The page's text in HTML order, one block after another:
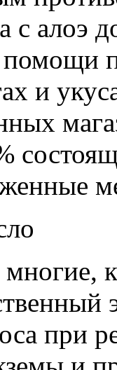
с алоэ
помощи
и
при